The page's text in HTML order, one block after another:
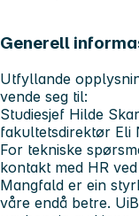
Generell
Utfyllande
vende seg til:
Studiesjef Hilde
fakultetsdirektør Eli
For tekniske
kontakt med HR
Mangfald er ein
våre endå betre.